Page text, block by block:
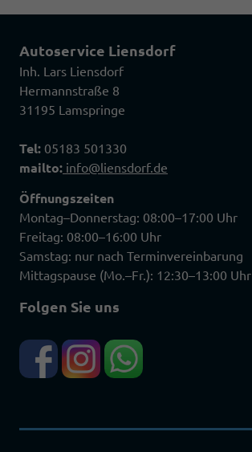
Autoservice Liensdorf
Inh. Lars Liensdorf
Hermannstraße 8
31195 Lamspringe
Tel: 05183 501330
mailto: info@liensdorf.de
Öffnungszeiten
Montag–Donnerstag: 08:00–17:00 Uhr
Freitag: 08:00–16:00 Uhr
Samstag: nur nach Terminvereinbarung
Mittagspause (Mo.–Fr.): 12:30–13:00 Uhr
Folgen Sie uns